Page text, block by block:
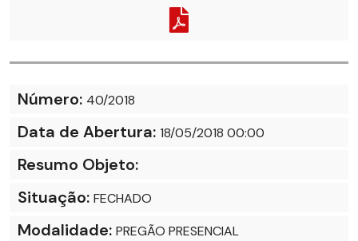
Número: 40/2018
Data de Abertura: 18/05/2018 00:00
Resumo Objeto:
Situação: FECHADO
Modalidade: PREGÃO PRESENCIAL